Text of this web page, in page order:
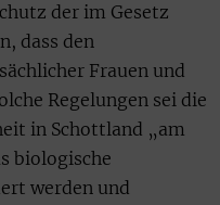
der im Gesetz
dass den
Frauen und
Regelungen sei die
in Schottland „am
biologische
werden und